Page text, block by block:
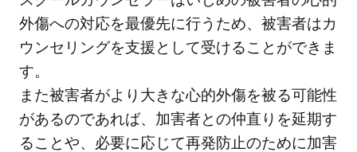
外傷への対応を最優先に行うため、被害者はカ
ウンセリングを支援として受けることができま
す。
また被害者がより大きな心的外傷を被る可能性
があるのであれば、加害者との仲直りを延期す
ることや、必要に応じて再発防止のために加害